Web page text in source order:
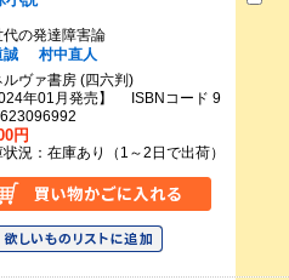
代の発達障害論
誠
村中直人
ルヴァ書房 (四六判)
年01月発売】 ISBNコード 9
円
況：在庫あり（1～2日で出荷）